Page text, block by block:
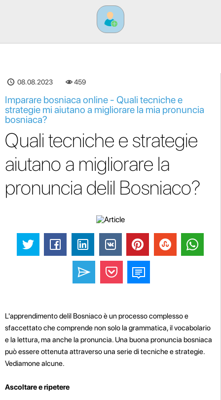
08.08.2023 459
Imparare bosniaca online - Quali tecniche e
strategie mi aiutano a migliorare la mia pronuncia
bosniaca?
Quali tecniche e strategie
aiutano a migliorare la
pronuncia delil Bosniaco?
L'apprendimento delil Bosniaco è un processo complesso e
sfaccettato che comprende non solo la grammatica, il vocabolario
e la lettura, ma anche la pronuncia. Una buona pronuncia bosniaca
può essere ottenuta attraverso una serie di tecniche e strategie.
Vediamone alcune.
Ascoltare e ripetere